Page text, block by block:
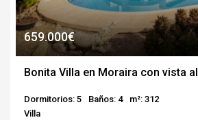
659.000€
Bonita Villa en Moraira con vista
Dormitorios: 5 Baños: 4
m²: 312
Villa